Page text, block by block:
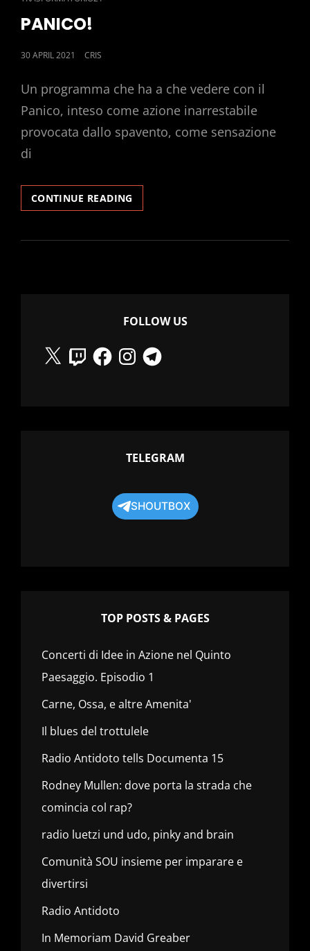
LINKS
PANICO!
POSTED
30 APRIL 2021 CRIS
Un programma che ha a che vedere con il
Panico, inteso come azione inarrestabile
provocata dallo spavento, come sensazione
di
CONTINUE READING
FOLLOW US
X
TwitchFacebookInstagramTelegram
TELEGRAM
SHOUTBOX
TOP POSTS & PAGES
Concerti di Idee in Azione nel Quinto
Paesaggio. Episodio 1
Carne, Ossa, e altre Amenita'
Il blues del trottulele
Radio Antidoto tells Documenta 15
Rodney Mullen: dove porta la strada che
comincia col rap?
radio luetzi und udo, pinky and brain
Comunità SOU insieme per imparare e
divertirsi
Radio Antidoto
In Memoriam David Greaber